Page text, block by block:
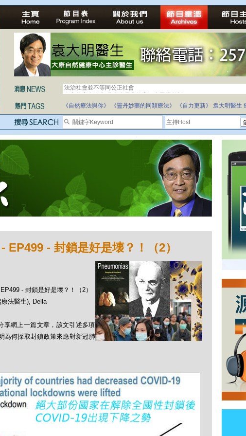
自家教育合法化-推動多元化教育，全民學卷制
《自然療法與你》 《靈丹妙藥的同類療法》 《自力更新》 袁大明醫生
EP499 - 封鎖是好是壊？！（2）
- 封鎖是好是壊？！（2）
法醫生), Della
享網上一篇文章，該文引述多項
為何採取封鎖政策來應對新冠肺